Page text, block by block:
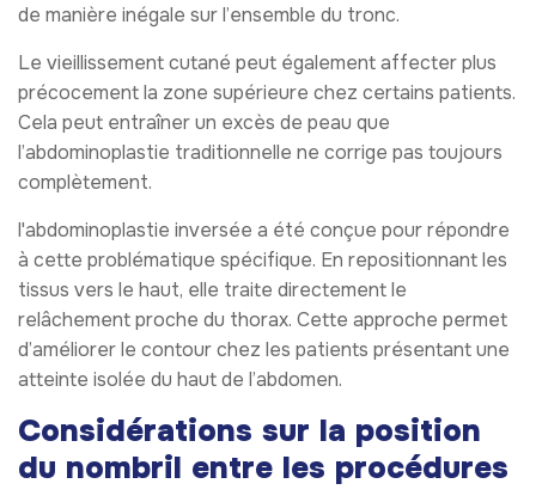
de manière inégale sur l’ensemble du tronc.
Le vieillissement cutané peut également affecter plus
précocement la zone supérieure chez certains patients.
Cela peut entraîner un excès de peau que
l’abdominoplastie traditionnelle ne corrige pas toujours
complètement.
l'abdominoplastie inversée a été conçue pour répondre
à cette problématique spécifique. En repositionnant les
tissus vers le haut, elle traite directement le
relâchement proche du thorax. Cette approche permet
d’améliorer le contour chez les patients présentant une
atteinte isolée du haut de l’abdomen.
Considérations sur la position
du nombril entre les procédures